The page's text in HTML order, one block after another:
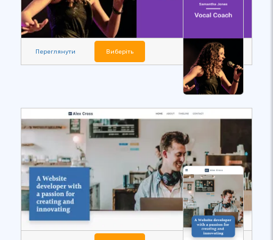
Переглянути Виберіть